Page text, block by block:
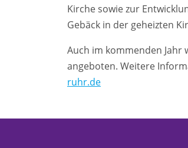
Kirche sowie zur
Gebäck in der geheizten
Auch im kommenden
angeboten. Weitere
ruhr.de